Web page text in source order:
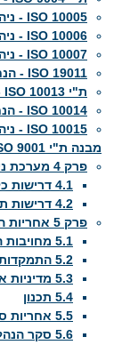
ISO 10005 - ניהול איכות - קווים מנחים לתוכנית איכות
ISO 10006 - ניהול איכות - הנחיות לאיכות בניהול פרויקטים
ISO 10007 - ניהול איכות - הנחיות לניהול תצורה
ISO 19011 - הנחיות לעריכת מבדקי מערכות איכות
ת"י ISO 10013 - קווים מנחים לתיעוד מערכת ניהול איכות
ISO 10014 - הנחיות לניהול כלכלת איכות
ISO 10015 - ניהול איכות - הנחיות להדרכה
מבנה ת"י ISO 9001
פרק 4 מערכת ניהול איכות
4.1 דרישות כלליות
4.2 דרישות תיעוד
פרק 5 אחריות הנהלה
5.1 מחויבות הנהלה
5.2 התמקדות בלקוח
5.3 מדיניות איכות
5.4 תכנון
5.5 אחריות סמכות ותקשורת
5.6 סקר הנהלה